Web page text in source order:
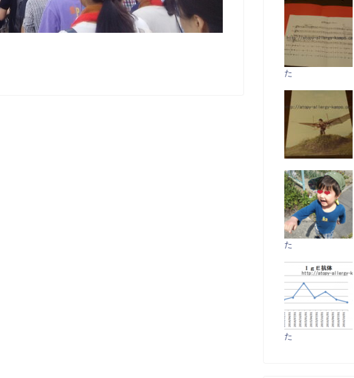
た
た
た